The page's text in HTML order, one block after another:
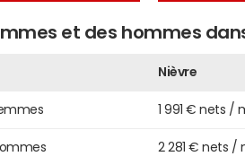
et des hommes
Nièvre
1 991 € nets /
2 281 € nets /